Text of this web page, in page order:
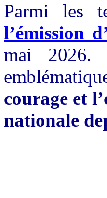
Parmi les
l’émission
mai 2026.
courage et
nationale